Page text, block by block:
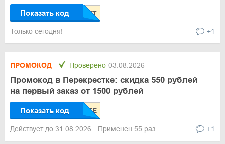
Показать код
Только сегодня! +1
ПРОМОКОД Проверено 03.08.2026
Промокод в Перекрестке: скидка 550 рублей
на первый заказ от 1500 рублей
Показать код
Действует до 31.08.2026 Применен 55 раз +1